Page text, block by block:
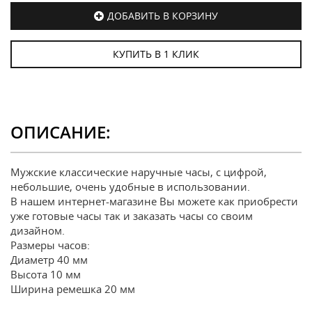
ДОБАВИТЬ В КОРЗИНУ
КУПИТЬ В 1 КЛИК
ОПИСАНИЕ:
Мужские классические наручные часы, с цифрой,
небольшие, очень удобные в использовании.
В нашем интернет-магазине Вы можете как приобрести
уже готовые часы так и заказать часы со своим
дизайном.
Размеры часов:
Диаметр 40 мм
Высота 10 мм
Ширина ремешка 20 мм